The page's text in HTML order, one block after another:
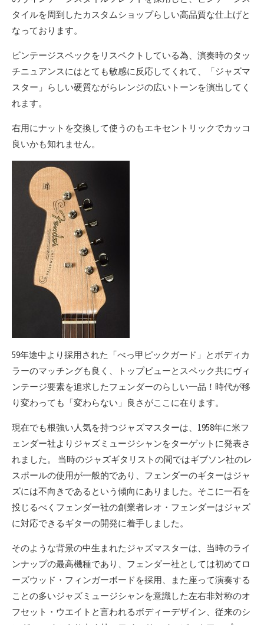
タイルを周到したカスタムショップらしい高品質な仕上げと
なっております。
ビンテージスペックをリスペクトしている為、演奏時のタッ
チニュアンスにはとても敏感に反応してくれて、「ジャズマ
スター」らしい硬質ながらレンジの広いトーンを演出してく
れます。
右用にナットを交換して使うのもエキセントリックでカッコ
良いかも知れません。
59年途中より採用された「べっ甲ピックガード」とボディカ
ラーのマッチングも良く、トップビューとスペック共にヴィ
ンテージ要素を追求したフェンダーのらしい一品！時代が移
り変わっても「変わらない」良さがここに在ります。
現在でも根強い人気を持つジャズマスターは、1958年に米フ
ェンダー社よりジャズミュージシャンをターゲットに発表さ
れました。 当時のジャズギタリストの間ではギブソン社のレ
スポールの使用が一般的であり、フェンダーのギターはジャ
ズには不向きであるという傾向にありました。そこに一石を
投じるべくフェンダー社の創業者レオ・フェンダーはジャズ
に対応できるギターの開発に着手しました。
そのような背景の中生まれたジャズマスターは、当時のライ
ンナップの最高機種であり、フェンダー社としては初めてロ
ーズウッド・フィンガーボードを採用、また座って演奏する
ことの多いジャズミュージシャンを意識した左右非対称のオ
フセット・ウエイトと言われるボディーデザイン、従来のシ